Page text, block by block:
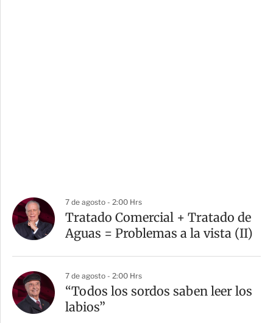
7 de agosto - 2:00 Hrs
Tratado Comercial + Tratado de
Aguas = Problemas a la vista (II)
7 de agosto - 2:00 Hrs
“Todos los sordos saben leer los
labios”